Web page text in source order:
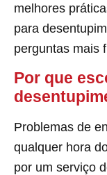
melhores
para
perguntas mais
Por que
Problemas de
qualquer hora
por um serviço